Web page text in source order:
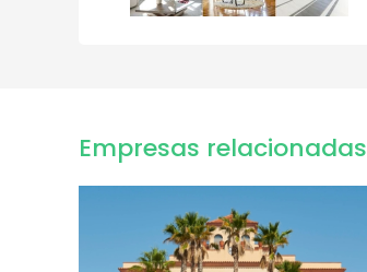
Empresas relacionadas